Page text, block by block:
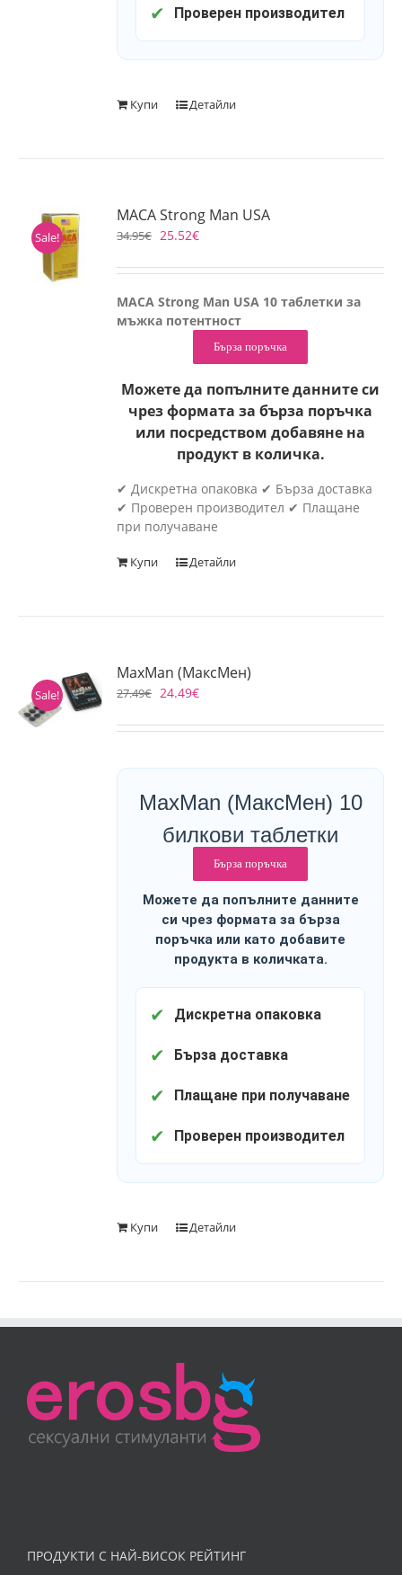
✔ Проверен производител
Купи Детайли
Sale!
MACA Strong Man USA
34.95€ 25.52€
MACA Strong Man USA 10 таблетки за
мъжка потентност
Бърза поръчка
Можете да попълните данните си
чрез формата за бърза поръчка
или посредством добавяне на
продукт в количка.
✔ Дискретна опаковка ✔ Бърза доставка
✔ Проверен производител ✔ Плащане
при получаване
Купи Детайли
Sale!
MaxMan (МаксМен)
27.49€ 24.49€
MaxMan (МаксМен) 10
билкови таблетки
Бърза поръчка
Можете да попълните данните
си чрез формата за бърза
поръчка или като добавите
продукта в количката.
✔ Дискретна опаковка
✔ Бърза доставка
✔ Плащане при получаване
✔ Проверен производител
Купи Детайли
ПРОДУКТИ С НАЙ-ВИСОК РЕЙТИНГ